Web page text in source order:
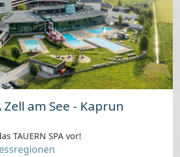
Zell am See - Kaprun
TAUERN SPA vor!